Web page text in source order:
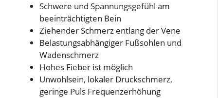
Schwere und Spannungsgefühl am
beeinträchtigten Bein
Ziehender Schmerz entlang der Vene
Belastungsabhängiger Fußsohlen und
Wadenschmerz
Hohes Fieber ist möglich
Unwohlsein, lokaler Druckschmerz,
geringe Puls Frequenzerhöhung